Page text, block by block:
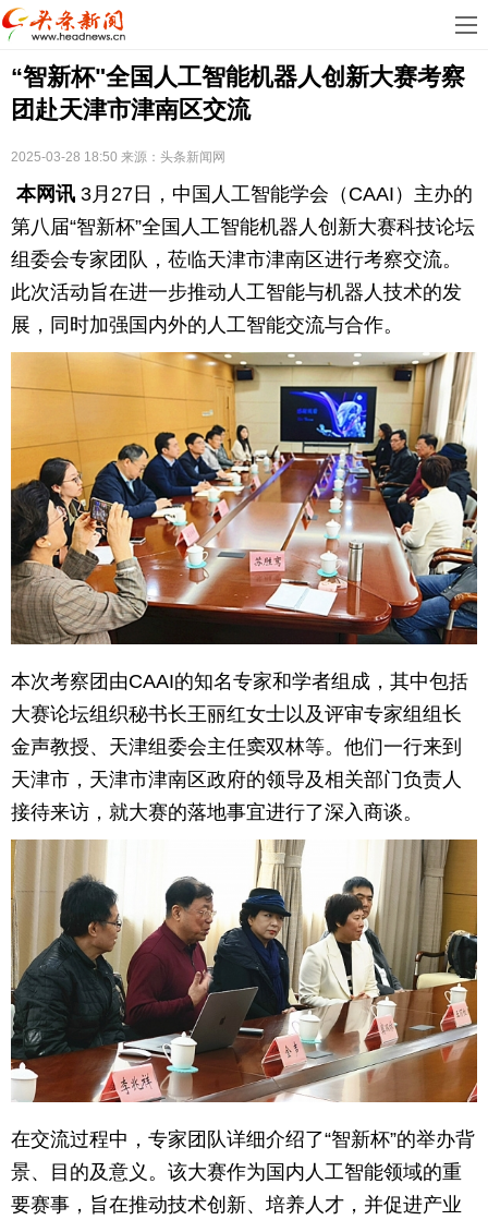
首
页
娱
乐
科
地
产
汽
健
育
儿
旅
游
游
戏
快
讯
财
经
文
化
“智新杯"全国⼈⼯智能机器⼈创新⼤赛考察
团赴天津市津南区交流
2025-03-28 18:50 来源： 头条新闻网
本网讯 3月27日，中国人工智能学会（CAAI）主办的
第八届“智新杯”全国人工智能机器人创新大赛科技论坛
组委会专家团队，莅临天津市津南区进行考察交流。
此次活动旨在进一步推动人工智能与机器人技术的发
展，同时加强国内外的人工智能交流与合作。
本次考察团由CAAI的知名专家和学者组成，其中包括
大赛论坛组织秘书长王丽红女士以及评审专家组组长
金声教授、天津组委会主任窦双林等。他们一行来到
天津市，天津市津南区政府的领导及相关部门负责人
接待来访，就大赛的落地事宜进行了深入商谈。
在交流过程中，专家团队详细介绍了“智新杯”的举办背
景、目的及意义。该大赛作为国内人工智能领域的重
要赛事，旨在推动技术创新、培养人才，并促进产业